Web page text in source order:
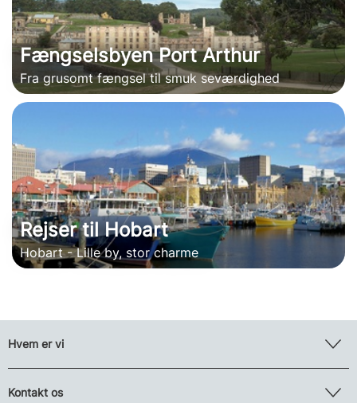
Fængselsbyen Port Arthur
Fra grusomt fængsel til smuk seværdighed
Rejser til Hobart
Hobart - Lille by, stor charme
Hvem er vi
Kontakt os